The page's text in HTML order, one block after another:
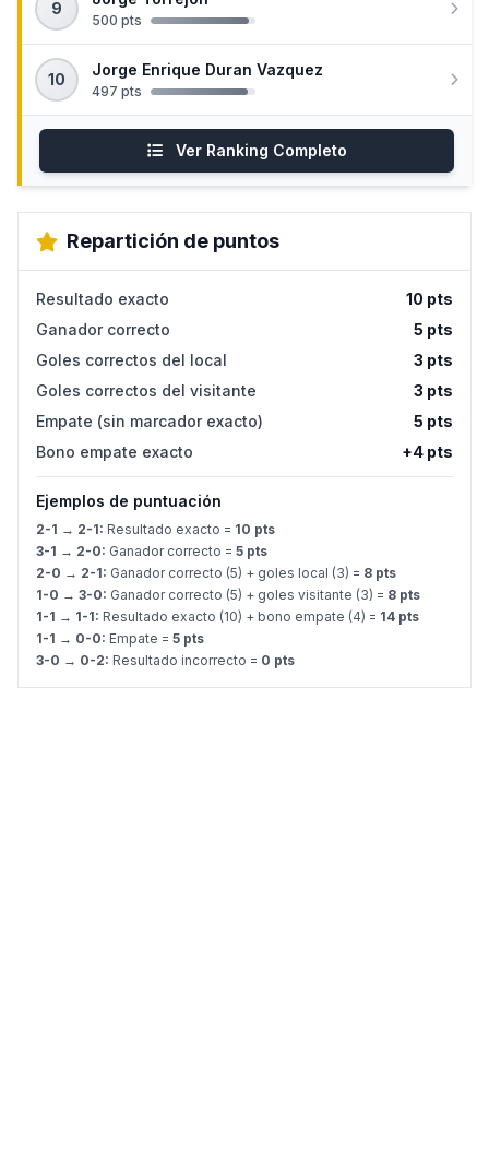
9
500 pts
10
Jorge Enrique Duran Vazquez
497 pts
Ver Ranking Completo
Repartición de puntos
Resultado exacto
10 pts
Ganador correcto
5 pts
Goles correctos del local
3 pts
Goles correctos del visitante
3 pts
Empate (sin marcador exacto)
5 pts
Bono empate exacto
+4 pts
Ejemplos de puntuación
2-1 → 2-1: Resultado exacto = 10 pts
3-1 → 2-0: Ganador correcto = 5 pts
2-0 → 2-1: Ganador correcto (5) + goles local (3) = 8 pts
1-0 → 3-0: Ganador correcto (5) + goles visitante (3) = 8 pts
1-1 → 1-1: Resultado exacto (10) + bono empate (4) = 14 pts
1-1 → 0-0: Empate = 5 pts
3-0 → 0-2: Resultado incorrecto = 0 pts